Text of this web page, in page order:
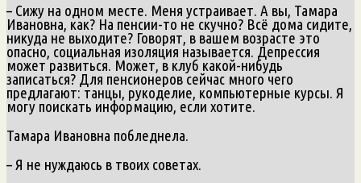
– Сижу на одном месте. Меня устраивает. А вы, Тамара
Ивановна, как? На пенсии-то не скучно? Всё дома сидите,
никуда не выходите? Говорят, в вашем возрасте это
опасно, социальная изоляция называется. Депрессия
может развиться. Может, в клуб какой-нибудь
записаться? Для пенсионеров сейчас много чего
предлагают: танцы, рукоделие, компьютерные курсы. Я
могу поискать информацию, если хотите.
Тамара Ивановна побледнела.
– Я не нуждаюсь в твоих советах.